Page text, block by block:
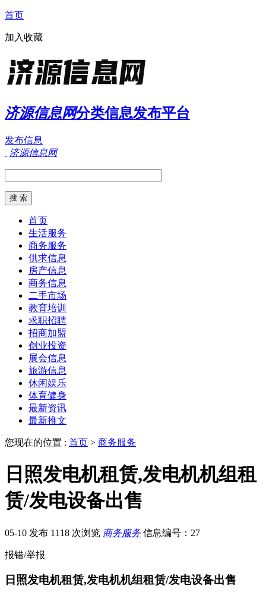
首页
加入收藏
济源信息网分类信息发布平台
发布信息
济源信息网
首页
生活服务
商务服务
供求信息
房产信息
商务信息
二手市场
教育培训
求职招聘
招商加盟
创业投资
展会信息
旅游信息
休闲娱乐
体育健身
最新资讯
最新推文
您现在的位置 : 首页 > 商务服务
日照发电机租赁,发电机机组租
赁/发电设备出售
05-10 发布 1118 次浏览 商务服务 信息编号：27
报错/举报
日照发电机租赁,发电机机组租赁/发电设备出售